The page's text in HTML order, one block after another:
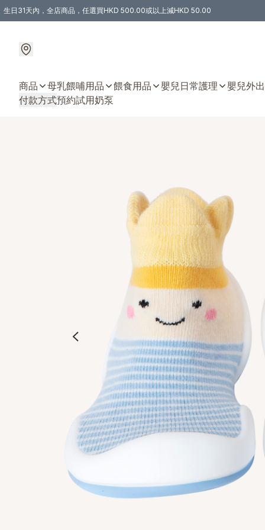
生日31天內，全店商品，任選買HKD 500.00或以上減HKD 50.00
商品 母乳餵哺用品 餵食用品 嬰兒日常護理
嬰兒外
付款方式預約試用奶泵